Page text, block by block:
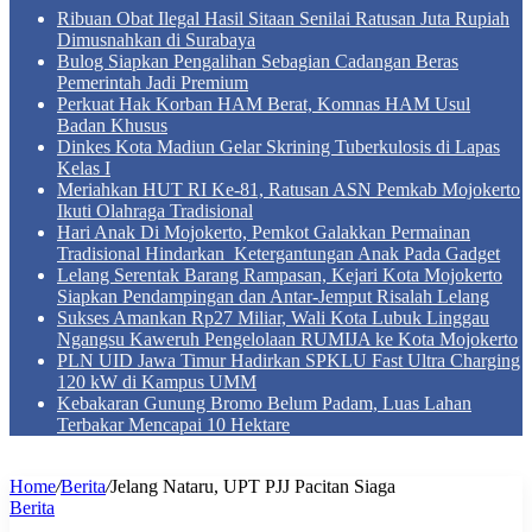
Ribuan Obat Ilegal Hasil Sitaan Senilai Ratusan Juta Rupiah
Dimusnahkan di Surabaya
Bulog Siapkan Pengalihan Sebagian Cadangan Beras
Pemerintah Jadi Premium
Perkuat Hak Korban HAM Berat, Komnas HAM Usul
Badan Khusus
Dinkes Kota Madiun Gelar Skrining Tuberkulosis di Lapas
Kelas I
Meriahkan HUT RI Ke-81, Ratusan ASN Pemkab Mojokerto
Ikuti Olahraga Tradisional
Hari Anak Di Mojokerto, Pemkot Galakkan Permainan
Tradisional Hindarkan Ketergantungan Anak Pada Gadget
Lelang Serentak Barang Rampasan, Kejari Kota Mojokerto
Siapkan Pendampingan dan Antar-Jemput Risalah Lelang
Sukses Amankan Rp27 Miliar, Wali Kota Lubuk Linggau
Ngangsu Kaweruh Pengelolaan RUMIJA ke Kota Mojokerto
PLN UID Jawa Timur Hadirkan SPKLU Fast Ultra Charging
120 kW di Kampus UMM
Kebakaran Gunung Bromo Belum Padam, Luas Lahan
Terbakar Mencapai 10 Hektare
Home/Berita/Jelang Nataru, UPT PJJ Pacitan Siaga
Berita